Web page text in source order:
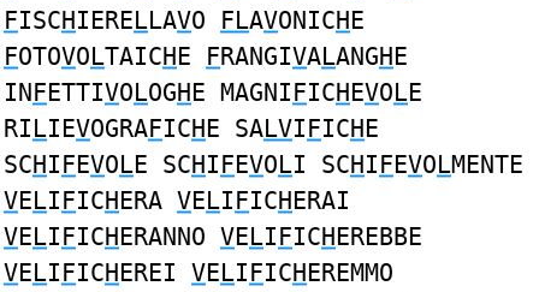
FISCHIERELLAVO FLAVONICHE
FOTOVOLTAICHE FRANGIVALANGHE
INFETTIVOLOGHE MAGNIFICHEVOLE
RILIEVOGRAFICHE SALVIFICHE
SCHIFEVOLE SCHIFEVOLI SCHIFEVOLMENTE
VELIFICHERA VELIFICHERAI
VELIFICHERANNO VELIFICHEREBBE
VELIFICHEREI VELIFICHEREMMO